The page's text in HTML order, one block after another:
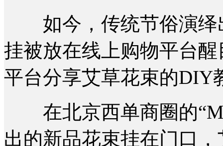
如今，传统节俗演绎
挂被放在线上购物平台
平台分享艾草花束的DIY
在北京西单商圈的
出的新品花束挂在门口